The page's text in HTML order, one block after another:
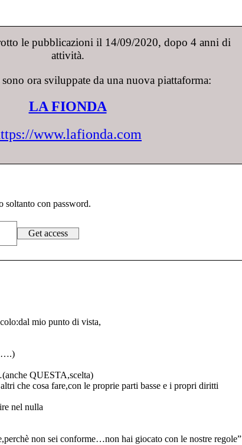
le pubblicazioni il 14/09/2020, dopo 4 anni di
attività.
ora sviluppate da una nuova piattaforma:
LA FIONDA
www.lafionda.com
soltanto con password.
mio punto di vista,
QUESTA,scelta)
che cosa fare,con le proprie parti basse e i propri diritti
nel nulla
non sei conforme…non hai giocato con le nostre regole”